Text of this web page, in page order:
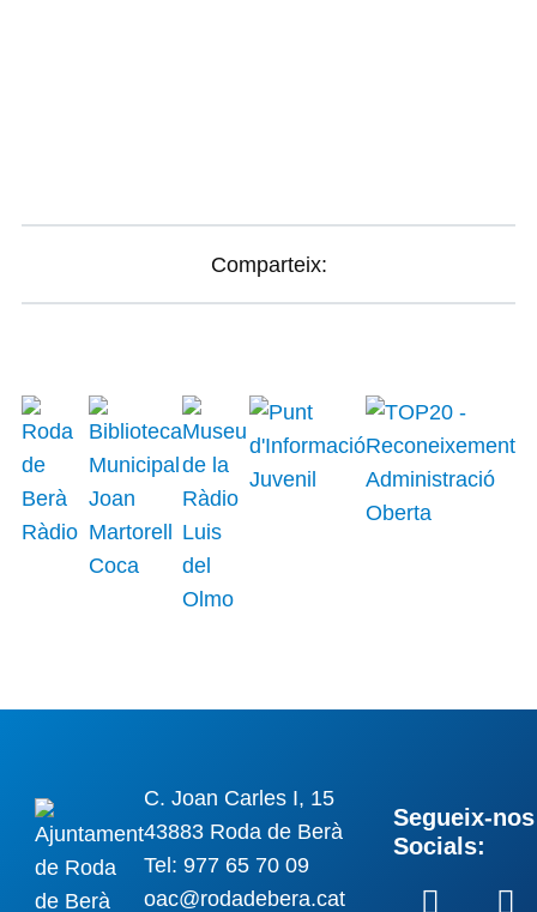
Comparteix:
C. Joan Carles I, 15
43883 Roda de Berà
Tel: 977 65 70 09
oac@rodadebera.cat
Segueix-
Socials: